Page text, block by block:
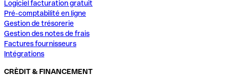
Logiciel facturation gratuit
Pré-comptabilité en ligne
Gestion de trésorerie
Gestion des notes de frais
Factures fournisseurs
Intégrations
CRÈDIT & FINANCEMENT